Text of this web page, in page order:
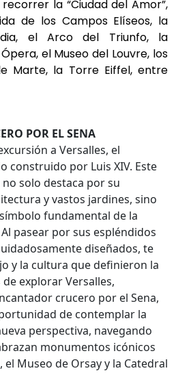
la “Ciudad del Amor”,
de los Campos Elíseos, la
el Arco del Triunfo, la
el Museo del Louvre, los
Marte, la Torre Eiffel, entre
POR EL SENA
a Versalles, el
construido por Luis XIV. Este
solo destaca por su
y vastos jardines, sino
fundamental de la
pasear por sus espléndidos
diseñados, te
y la cultura que definieron la
explorar Versalles,
crucero por el Sena,
de contemplar la
perspectiva, navegando
monumentos icónicos
el Museo de Orsay y la Catedral